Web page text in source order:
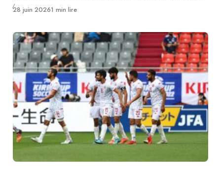
Publié
28 juin 20261 min lire